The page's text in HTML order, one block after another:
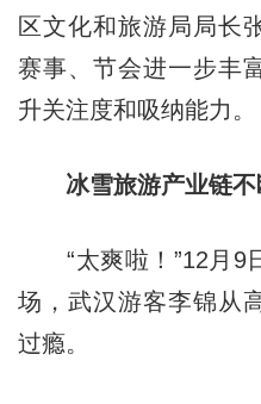
区文化和旅游局局长
赛事、节会进一步丰
升关注度和吸纳能力。
冰雪旅游产业链不
“太爽啦！”12月9
场，武汉游客李锦从
过瘾。